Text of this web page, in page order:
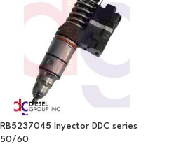
RB5237045 Inyector DDC series
50/60